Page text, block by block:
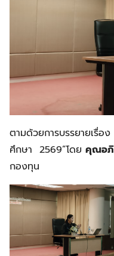
ตามด้วยการบรรยายเรื่อ
ศึกษา 2569”โดย คุณอภิ
กองทุน